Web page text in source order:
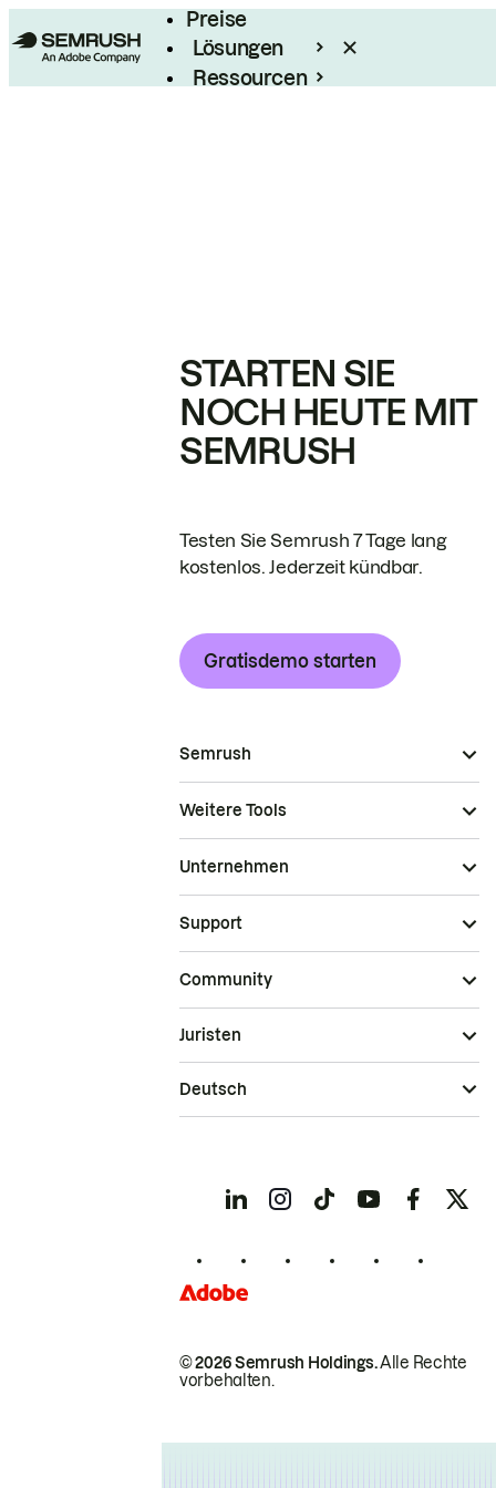
Preise
Lösungen
Ressourcen
STARTEN SIE
NOCH HEUTE MIT
SEMRUSH
Testen Sie Semrush 7 Tage lang
kostenlos. Jederzeit kündbar.
Gratisdemo starten
Semrush
Weitere Tools
Unternehmen
Support
Community
© 2026 Semrush Holdings.Alle Rechte
vorbehalten.
Juristen
Deutsch